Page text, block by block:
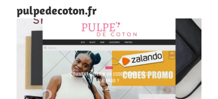
pulpedecoton.fr